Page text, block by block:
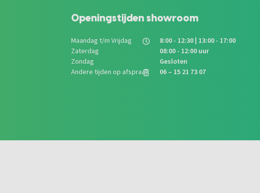
Openingstijden showroom
Maandag t/m Vrijdag
8:00 - 12:30 | 13:00 - 17:00
Zaterdag
08:00 - 12:00 uur
Zondag
Gesloten
Andere tijden op afspraak
06 – 15 21 73 07